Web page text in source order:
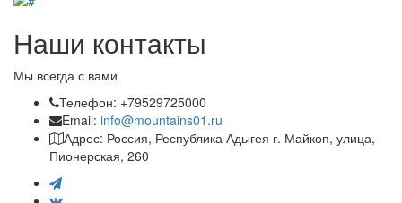
Наши контакты
Мы всегда с вами
Телефон: +79529725000
Email: info@mountains01.ru
Адрес: Россия, Республика Адыгея г. Майкоп, улица,
Пионерская, 260